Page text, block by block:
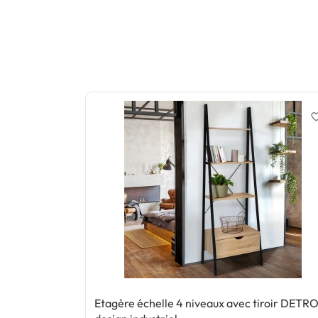
Etagère échelle 4 niveaux avec tiroir